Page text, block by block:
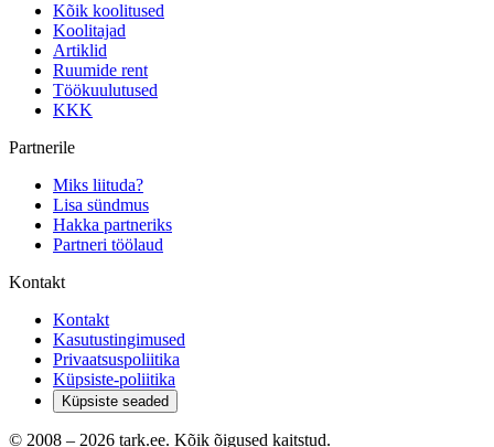
Kõik koolitused
Koolitajad
Artiklid
Ruumide rent
Töökuulutused
KKK
Partnerile
Miks liituda?
Lisa sündmus
Hakka partneriks
Partneri töölaud
Kontakt
Kontakt
Kasutustingimused
Privaatsuspoliitika
Küpsiste-poliitika
Küpsiste seaded
© 2008 – 2026 tark.ee. Kõik õigused kaitstud.